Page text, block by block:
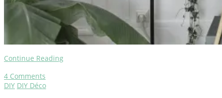
Continue Reading
4 Comments
DIY DIY Déco